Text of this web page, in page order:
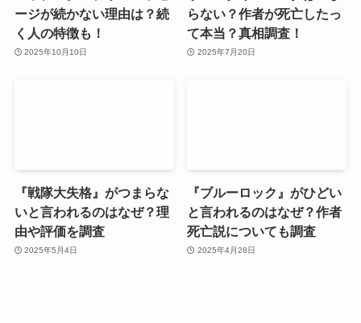
ージが続かない理由は？続
く人の特徴も！
2025年10月10日
らない？作者が死亡したっ
て本当？真相調査！
2025年7月20日
『戦隊大失格』がつまらな
いと言われるのはなぜ？理
由や評価を調査
2025年5月4日
『ブルーロック』がひどい
と言われるのはなぜ？作者
死亡説についても調査
2025年4月28日